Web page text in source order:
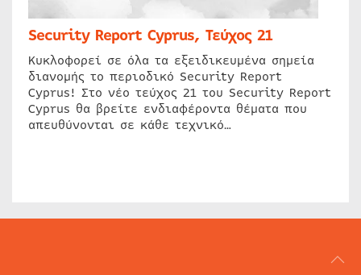
Security Report Cyprus, Τεύχος 21
Κυκλοφορεί σε όλα τα εξειδικευμένα σημεία
διανομής το περιοδικό Security Report
Cyprus! Στο νέο τεύχος 21 του Security Report
Cyprus θα βρείτε ενδιαφέροντα θέματα που
απευθύνονται σε κάθε τεχνικό…